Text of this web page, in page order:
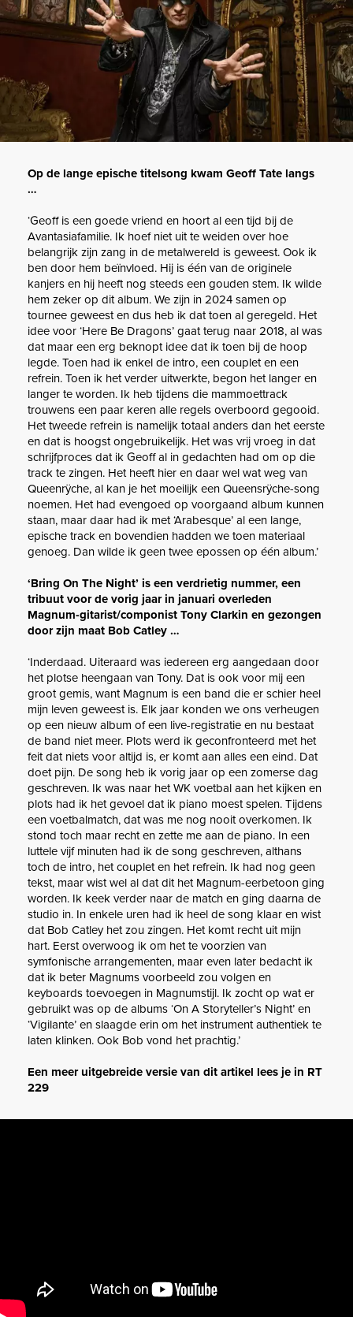
Op de lange epische titelsong kwam Geoff Tate langs
…
‘Geoff is een goede vriend en hoort al een tijd bij de
Avantasiafamilie. Ik hoef niet uit te weiden over hoe
belangrijk zijn zang in de metalwereld is geweest. Ook ik
ben door hem beïnvloed. Hij is één van de originele
kanjers en hij heeft nog steeds een gouden stem. Ik wilde
hem zeker op dit album. We zijn in 2024 samen op
tournee geweest en dus heb ik dat toen al geregeld. Het
idee voor ‘Here Be Dragons’ gaat terug naar 2018, al was
dat maar een erg beknopt idee dat ik toen bij de hoop
legde. Toen had ik enkel de intro, een couplet en een
refrein. Toen ik het verder uitwerkte, begon het langer en
langer te worden. Ik heb tijdens die mammoettrack
trouwens een paar keren alle regels overboord gegooid.
Het tweede refrein is namelijk totaal anders dan het eerste
en dat is hoogst ongebruikelijk. Het was vrij vroeg in dat
schrijfproces dat ik Geoff al in gedachten had om op die
track te zingen. Het heeft hier en daar wel wat weg van
Queenrÿche, al kan je het moeilijk een Queensrÿche-song
noemen. Het had evengoed op voorgaand album kunnen
staan, maar daar had ik met ‘Arabesque’ al een lange,
epische track en bovendien hadden we toen materiaal
genoeg. Dan wilde ik geen twee epossen op één album.’
‘Bring On The Night’ is een verdrietig nummer, een
tribuut voor de vorig jaar in januari overleden
Magnum-gitarist/componist Tony Clarkin en gezongen
door zijn maat Bob Catley …
‘Inderdaad. Uiteraard was iedereen erg aangedaan door
het plotse heengaan van Tony. Dat is ook voor mij een
groot gemis, want Magnum is een band die er schier heel
mijn leven geweest is. Elk jaar konden we ons verheugen
op een nieuw album of een live-registratie en nu bestaat
de band niet meer. Plots werd ik geconfronteerd met het
feit dat niets voor altijd is, er komt aan alles een eind. Dat
doet pijn. De song heb ik vorig jaar op een zomerse dag
geschreven. Ik was naar het WK voetbal aan het kijken en
plots had ik het gevoel dat ik piano moest spelen. Tijdens
een voetbalmatch, dat was me nog nooit overkomen. Ik
stond toch maar recht en zette me aan de piano. In een
luttele vijf minuten had ik de song geschreven, althans
toch de intro, het couplet en het refrein. Ik had nog geen
tekst, maar wist wel al dat dit het Magnum-eerbetoon ging
worden. Ik keek verder naar de match en ging daarna de
studio in. In enkele uren had ik heel de song klaar en wist
dat Bob Catley het zou zingen. Het komt recht uit mijn
hart. Eerst overwoog ik om het te voorzien van
symfonische arrangementen, maar even later bedacht ik
dat ik beter Magnums voorbeeld zou volgen en
keyboards toevoegen in Magnumstijl. Ik zocht op wat er
gebruikt was op de albums ‘On A Storyteller’s Night’ en
‘Vigilante’ en slaagde erin om het instrument authentiek te
laten klinken. Ook Bob vond het prachtig.’
Een meer uitgebreide versie van dit artikel lees je in RT
229